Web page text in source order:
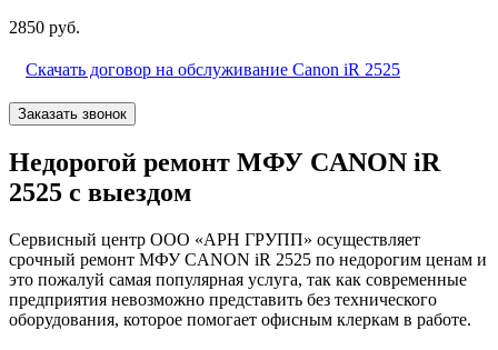
2850 руб.
Скачать договор на обслуживание Canon iR 2525
Заказать звонок
Недорогой ремонт МФУ CANON iR
2525 с выездом
Сервисный центр ООО «АРН ГРУПП» осуществляет
срочный ремонт МФУ CANON iR 2525 по недорогим ценам и
это пожалуй самая популярная услуга, так как современные
предприятия невозможно представить без технического
оборудования, которое помогает офисным клеркам в работе.